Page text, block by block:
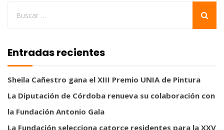
Entradas recientes
Sheila Cañestro gana el XIII Premio UNIA de Pintura
La Diputación de Córdoba renueva su colaboración con
la Fundación Antonio Gala
La Fundación selecciona catorce residentes para la XXV